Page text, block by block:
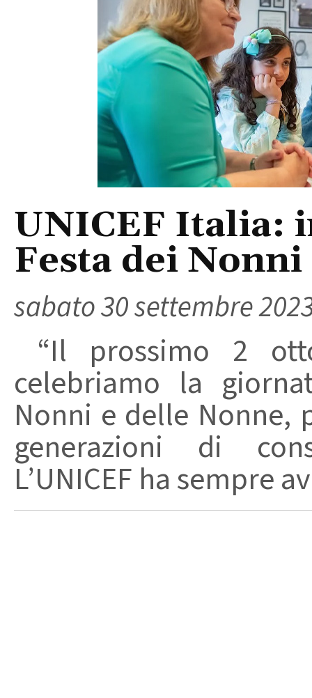
UNICEF Italia:
Festa dei
sabato 30 settembre
“Il prossimo 2
celebriamo la
Nonni e delle Nonne,
generazioni di
L’UNICEF ha sempre